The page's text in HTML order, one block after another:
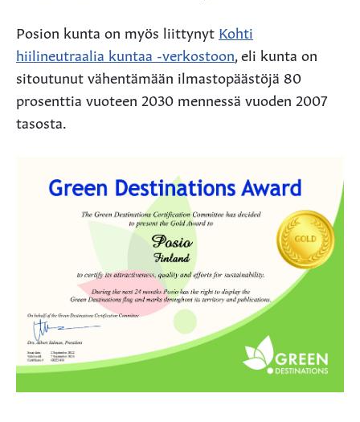
Posion kunta on myös liittynyt Kohti
hiilineutraalia kuntaa -verkostoon, eli kunta on
sitoutunut vähentämään ilmastopäästöjä 80
prosenttia vuoteen 2030 mennessä vuoden 2007
tasosta.